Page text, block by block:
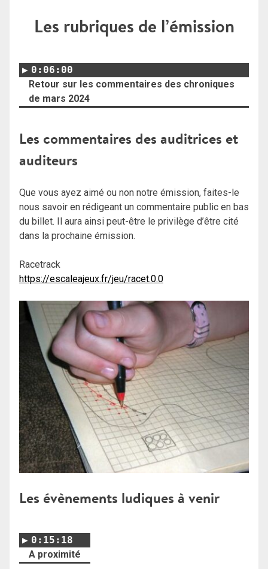
Les rubriques de l’émission
0:06:00
Retour sur les commentaires des chroniques
de mars 2024
Les commentaires des auditrices et
auditeurs
Que vous ayez aimé ou non notre émission, faites-le
nous savoir en rédigeant un commentaire public en bas
du billet. Il aura ainsi peut-être le privilège d’être cité
dans la prochaine émission.
Racetrack
https://escaleajeux.fr/jeu/racet.0.0
Les évènements ludiques à venir
0:15:18
A proximité